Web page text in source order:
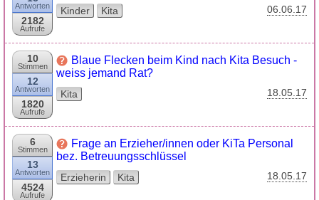
Antworten
2182
Aufrufe
Kinder Kita 06.06.17
10
Stimmen
12
Antworten
1820
Aufrufe
Blaue Flecken beim Kind nach Kita Besuch -
weiss jemand Rat?
Kita 18.05.17
6
Stimmen
13
Antworten
4524
Aufrufe
Frage an Erzieher/innen oder KiTa Personal
bez. Betreuungsschlüssel
Erzieherin Kita 18.05.17